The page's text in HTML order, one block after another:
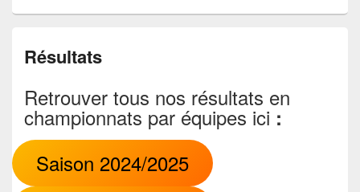
Résultats
Retrouver tous nos résultats en
championnats par équipes ici :
Saison 2024/2025